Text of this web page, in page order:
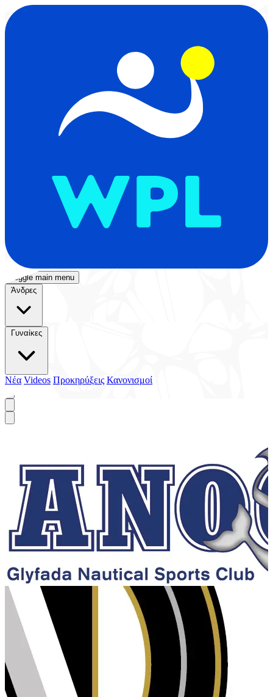
Toggle main menu
Άνδρες
Γυναίκες
Νέα Videos Προκηρύξεις Κανονισμοί